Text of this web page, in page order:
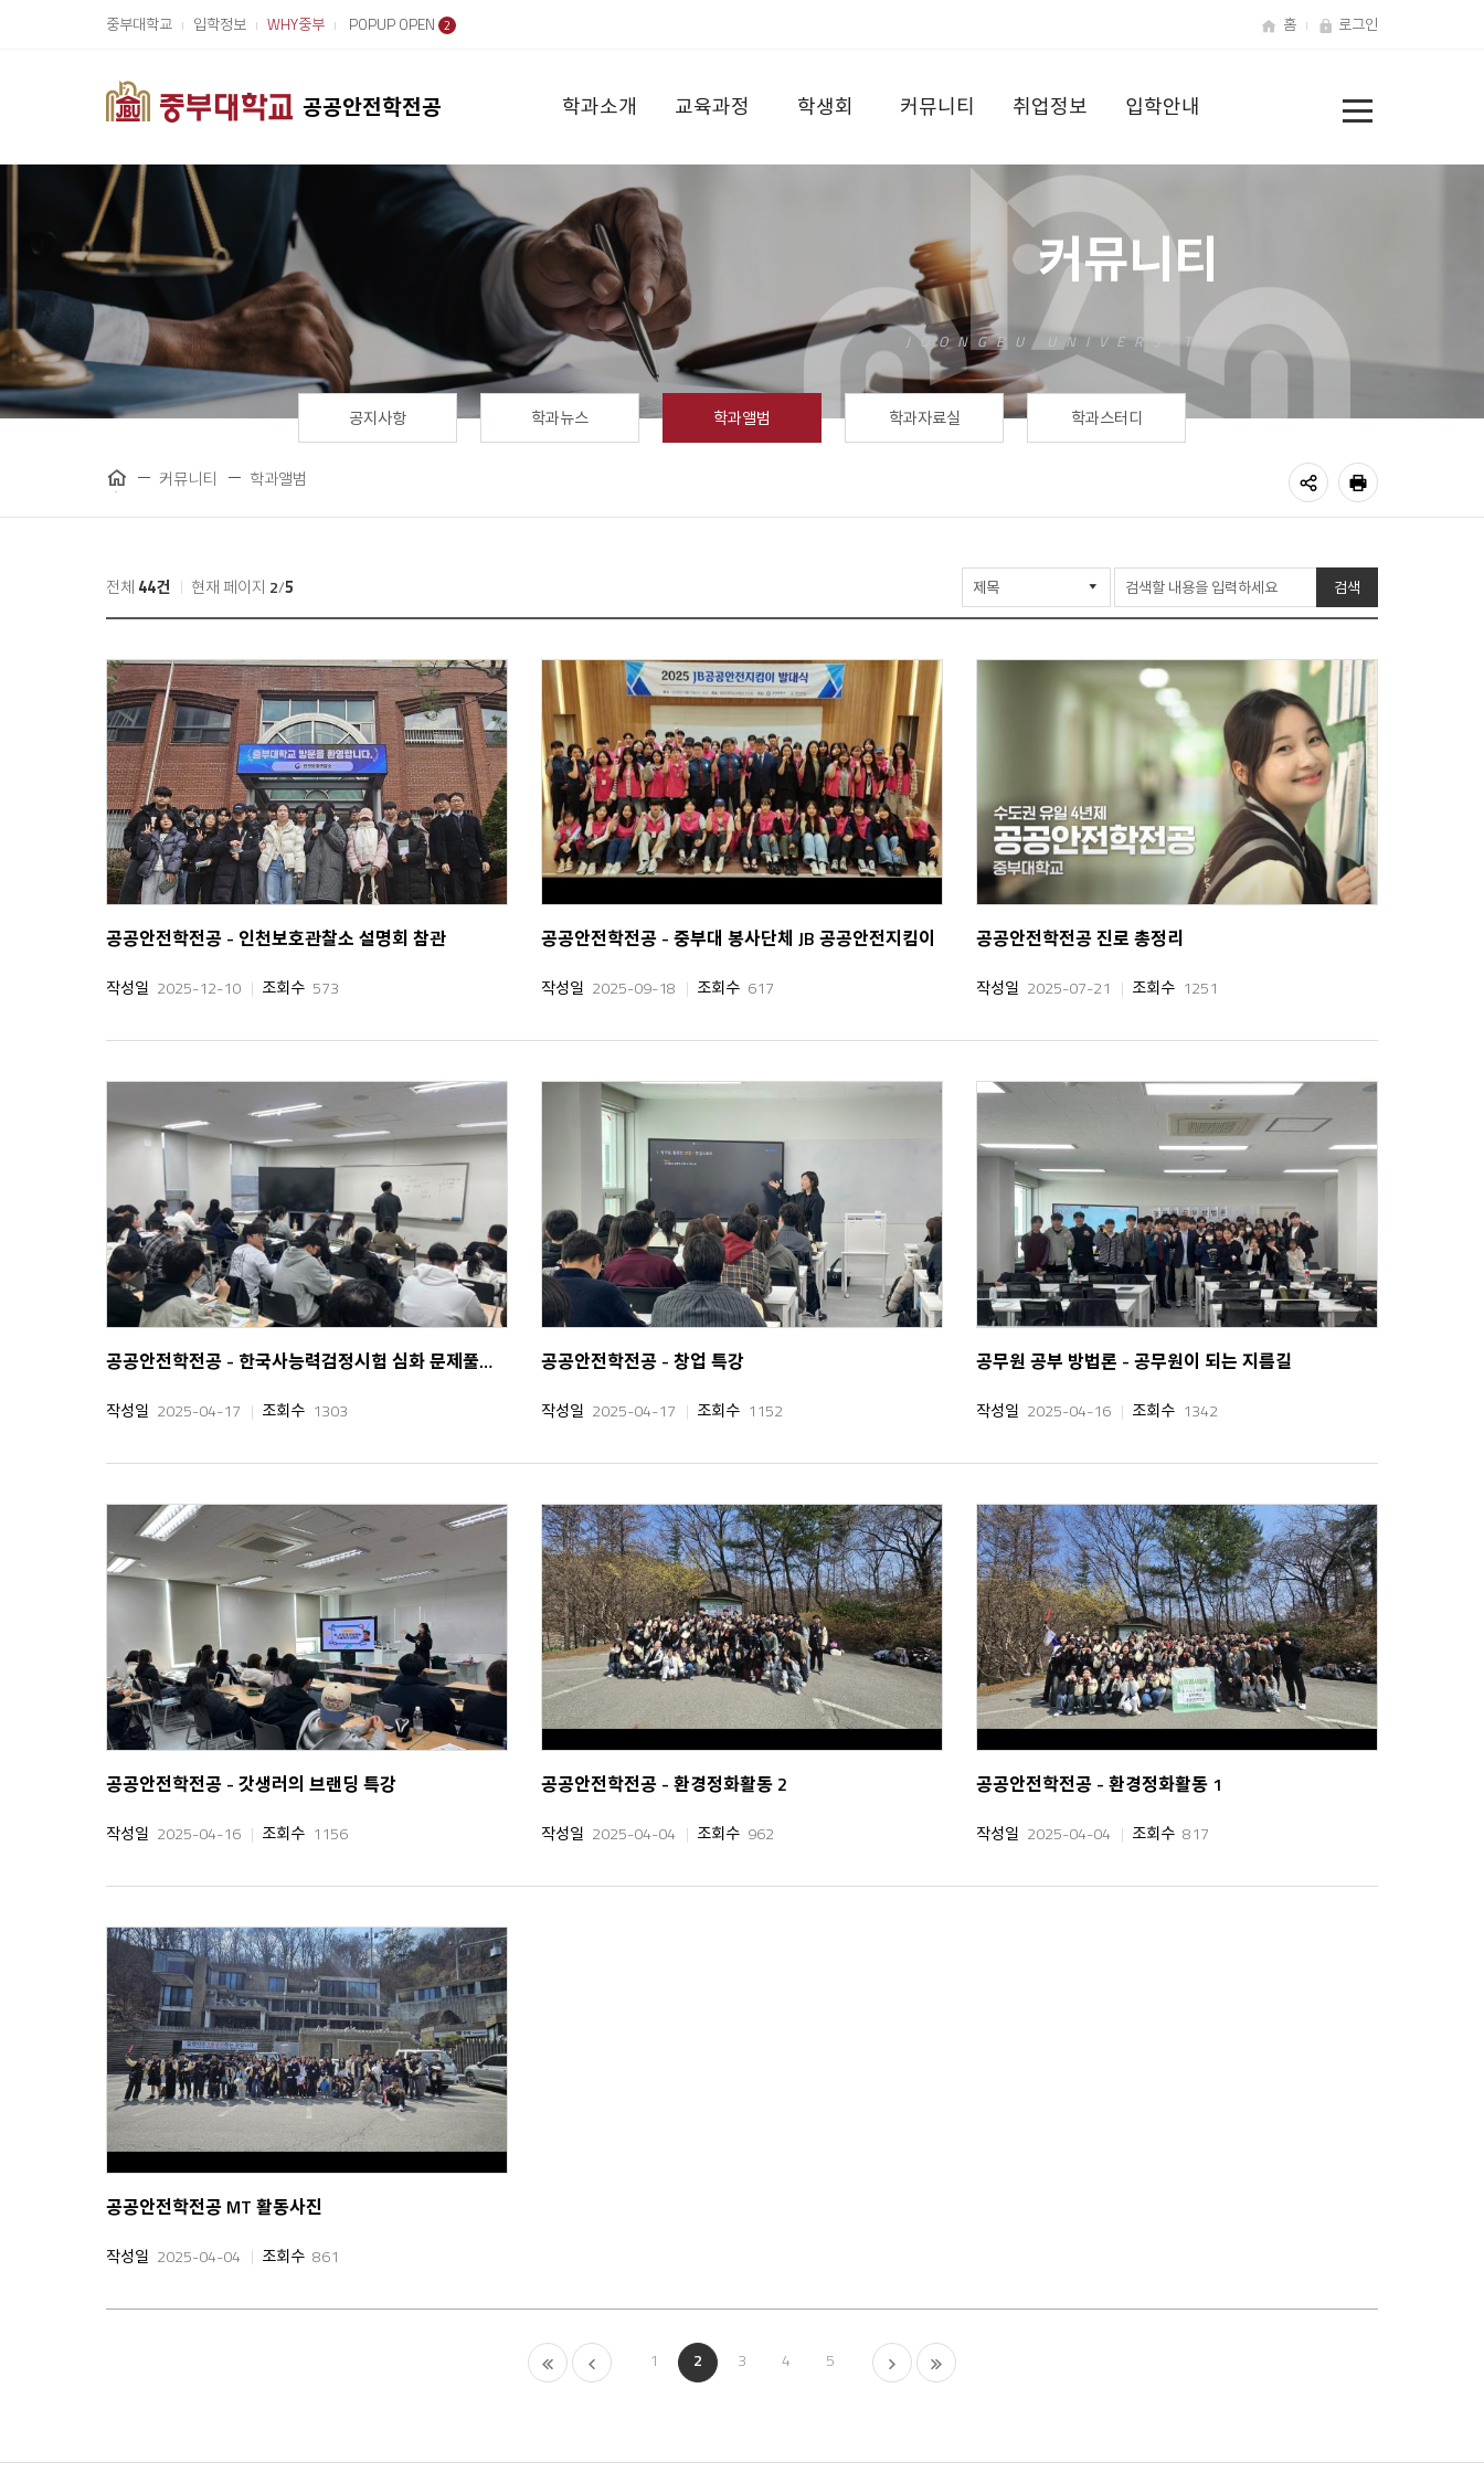
공공안전학전공
뉴
중부대학교 입학정보 WHY중부 POPUP OPEN 2 홈 로그인
학과소개 교육과정 학생회 커뮤니티 취업정보 입학안내
커뮤니티
공지사항 학과뉴스 학과앨범 학과자료실 학과스터디
홈
커뮤니티
학과앨범
공
프
트
물
검색
전체 44건 현재 페이지 2/5
공공안전학전공 - 인천보호관찰소 설명회 참관
작성일 2025-12-10 조회수 573
공공안전학전공 - 중부대 봉사단체 JB 공공안전지킴이
작성일 2025-09-18 조회수 617
공공안전학전공 진로 총정리
작성일 2025-07-21 조회수 1251
공공안전학전공 - 한국사능력검정시험 심화 문제풀이반
작성일 2025-04-17 조회수 1303
공공안전학전공 - 창업 특강
작성일 2025-04-17 조회수 1152
공무원 공부 방법론 - 공무원이 되는 지름길
작성일 2025-04-16 조회수 1342
공공안전학전공 - 갓생러의 브랜딩 특강
작성일 2025-04-16 조회수 1156
공공안전학전공 - 환경정화활동 2
작성일 2025-04-04 조회수 962
공공안전학전공 - 환경정화활동 1
작성일 2025-04-04 조회수 817
공공안전학전공 MT 활동사진
작성일 2025-04-04 조회수 861
1 2 3 4 5